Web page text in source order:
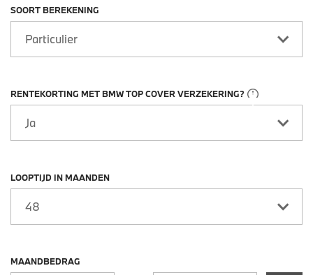
SOORT BEREKENING
RENTEKORTING MET BMW TOP COVER VERZEKERING?
LOOPTIJD IN MAANDEN
MAANDBEDRAG